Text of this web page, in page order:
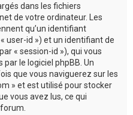
dans les fichiers
de votre ordinateur. Les
qu’un identifiant
user-id ») et un identifiant de
« session-id »), qui vous
le logiciel phpBB. Un
que vous naviguerez sur les
» et est utilisé pour stocker
vous avez lus, ce qui